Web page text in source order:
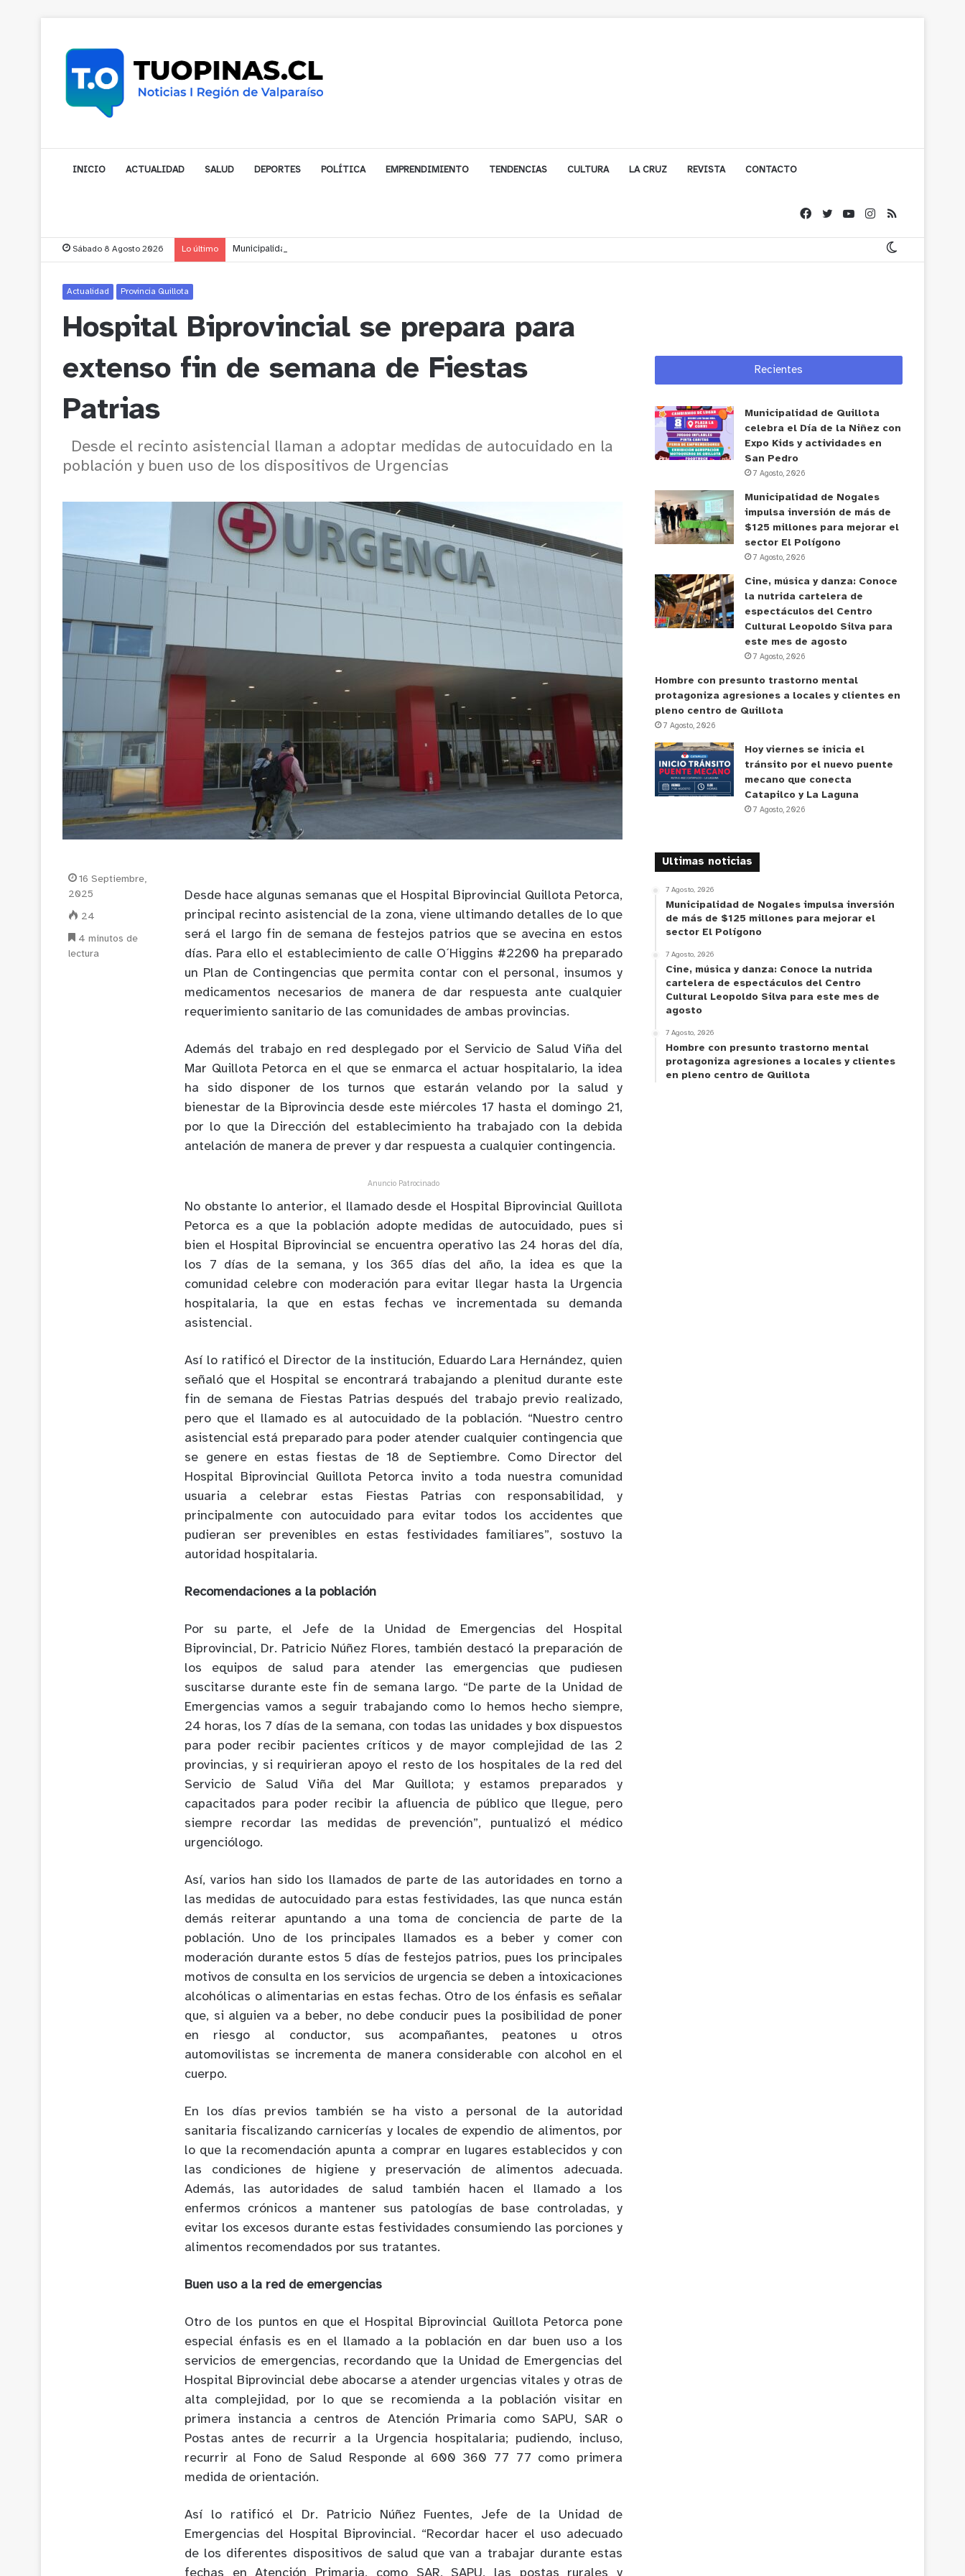
INICIO ACTUALIDAD SALUD DEPORTES POLÍTICA EMPRENDIMIENTO TENDENCIAS CULTURA LA CRUZ REVISTA CONTACTO
Sábado 8 Agosto 2026 Lo último Municipalidad de Nogales impulsa inversión de más de $125 millones para mejorar el sector El Polígono
Actualidad Provincia Quillota
Hospital Biprovincial se prepara para
extenso fin de semana de Fiestas
Patrias
Desde el recinto asistencial llaman a adoptar medidas de autocuidado en la
población y buen uso de los dispositivos de Urgencias
Desde hace algunas semanas que el Hospital Biprovincial Quillota Petorca,
principal recinto asistencial de la zona, viene ultimando detalles de lo que
será el largo fin de semana de festejos patrios que se avecina en estos
días. Para ello el establecimiento de calle O´Higgins #2200 ha preparado
un Plan de Contingencias que permita contar con el personal, insumos y
medicamentos necesarios de manera de dar respuesta ante cualquier
requerimiento sanitario de las comunidades de ambas provincias.
Además del trabajo en red desplegado por el Servicio de Salud Viña del
Mar Quillota Petorca en el que se enmarca el actuar hospitalario, la idea
ha sido disponer de los turnos que estarán velando por la salud y
bienestar de la Biprovincia desde este miércoles 17 hasta el domingo 21,
por lo que la Dirección del establecimiento ha trabajado con la debida
antelación de manera de prever y dar respuesta a cualquier contingencia.
Anuncio Patrocinado
No obstante lo anterior, el llamado desde el Hospital Biprovincial Quillota
Petorca es a que la población adopte medidas de autocuidado, pues si
bien el Hospital Biprovincial se encuentra operativo las 24 horas del día,
los 7 días de la semana, y los 365 días del año, la idea es que la
comunidad celebre con moderación para evitar llegar hasta la Urgencia
hospitalaria, la que en estas fechas ve incrementada su demanda
asistencial.
Así lo ratificó el Director de la institución, Eduardo Lara Hernández, quien
señaló que el Hospital se encontrará trabajando a plenitud durante este
fin de semana de Fiestas Patrias después del trabajo previo realizado,
pero que el llamado es al autocuidado de la población. “Nuestro centro
asistencial está preparado para poder atender cualquier contingencia que
se genere en estas fiestas de 18 de Septiembre. Como Director del
Hospital Biprovincial Quillota Petorca invito a toda nuestra comunidad
usuaria a celebrar estas Fiestas Patrias con responsabilidad, y
principalmente con autocuidado para evitar todos los accidentes que
pudieran ser prevenibles en estas festividades familiares”, sostuvo la
autoridad hospitalaria.
Recomendaciones a la población
Por su parte, el Jefe de la Unidad de Emergencias del Hospital
Biprovincial, Dr. Patricio Núñez Flores, también destacó la preparación de
los equipos de salud para atender las emergencias que pudiesen
suscitarse durante este fin de semana largo. “De parte de la Unidad de
Emergencias vamos a seguir trabajando como lo hemos hecho siempre,
24 horas, los 7 días de la semana, con todas las unidades y box dispuestos
para poder recibir pacientes críticos y de mayor complejidad de las 2
provincias, y si requirieran apoyo el resto de los hospitales de la red del
Servicio de Salud Viña del Mar Quillota; y estamos preparados y
capacitados para poder recibir la afluencia de público que llegue, pero
siempre recordar las medidas de prevención”, puntualizó el médico
urgenciólogo.
Así, varios han sido los llamados de parte de las autoridades en torno a
las medidas de autocuidado para estas festividades, las que nunca están
demás reiterar apuntando a una toma de conciencia de parte de la
población. Uno de los principales llamados es a beber y comer con
moderación durante estos 5 días de festejos patrios, pues los principales
motivos de consulta en los servicios de urgencia se deben a intoxicaciones
alcohólicas o alimentarias en estas fechas. Otro de los énfasis es señalar
que, si alguien va a beber, no debe conducir pues la posibilidad de poner
en riesgo al conductor, sus acompañantes, peatones u otros
automovilistas se incrementa de manera considerable con alcohol en el
cuerpo.
En los días previos también se ha visto a personal de la autoridad
sanitaria fiscalizando carnicerías y locales de expendio de alimentos, por
lo que la recomendación apunta a comprar en lugares establecidos y con
las condiciones de higiene y preservación de alimentos adecuada.
Además, las autoridades de salud también hacen el llamado a los
enfermos crónicos a mantener sus patologías de base controladas, y
evitar los excesos durante estas festividades consumiendo las porciones y
alimentos recomendados por sus tratantes.
Buen uso a la red de emergencias
Otro de los puntos en que el Hospital Biprovincial Quillota Petorca pone
especial énfasis es en el llamado a la población en dar buen uso a los
servicios de emergencias, recordando que la Unidad de Emergencias del
Hospital Biprovincial debe abocarse a atender urgencias vitales y otras de
alta complejidad, por lo que se recomienda a la población visitar en
primera instancia a centros de Atención Primaria como SAPU, SAR o
Postas antes de recurrir a la Urgencia hospitalaria; pudiendo, incluso,
recurrir al Fono de Salud Responde al 600 360 77 77 como primera
medida de orientación.
Así lo ratificó el Dr. Patricio Núñez Fuentes, Jefe de la Unidad de
Emergencias del Hospital Biprovincial. “Recordar hacer el uso adecuado
de los diferentes dispositivos de salud que van a trabajar durante estas
16 Septiembre,
2025
24
4 minutos de
lectura
Recientes
Municipalidad de Quillota
celebra el Día de la Niñez con
Expo Kids y actividades en
San Pedro
7 Agosto, 2026
Municipalidad de Nogales
impulsa inversión de más de
$125 millones para mejorar el
sector El Polígono
7 Agosto, 2026
Cine, música y danza: Conoce
la nutrida cartelera de
espectáculos del Centro
Cultural Leopoldo Silva para
este mes de agosto
7 Agosto, 2026
Hombre con presunto trastorno mental
protagoniza agresiones a locales y clientes en
pleno centro de Quillota
7 Agosto, 2026
Hoy viernes se inicia el
tránsito por el nuevo puente
mecano que conecta
Catapilco y La Laguna
7 Agosto, 2026
Ultimas noticias
7 Agosto, 2026
Municipalidad de Nogales impulsa inversión
de más de $125 millones para mejorar el
sector El Polígono
7 Agosto, 2026
Cine, música y danza: Conoce la nutrida
cartelera de espectáculos del Centro
Cultural Leopoldo Silva para este mes de
agosto
7 Agosto, 2026
Hombre con presunto trastorno mental
protagoniza agresiones a locales y clientes
en pleno centro de Quillota